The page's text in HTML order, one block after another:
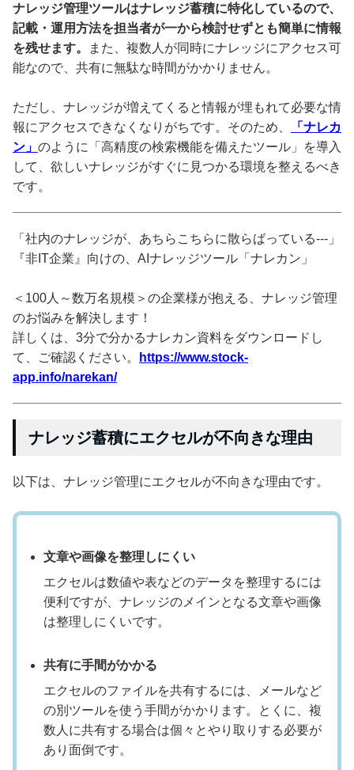
ナレッジ管理ツールはナレッジ蓄積に特化しているので、
記載・運用方法を担当者が一から検討せずとも簡単に情報
を残せます。
また、複数人が同時にナレッジにアクセス可
能なので、共有に無駄な時間がかかりません。
ただし、ナレッジが増えてくると情報が埋もれて必要な情
報にアクセスできなくなりがちです。そのため、
「ナレカ
ン」 のように「高精度の検索機能を備えたツール」を導入
して、欲しいナレッジがすぐに見つかる環境を整えるべき
です。
「社内のナレッジが、あちらこちらに散らばっている---」
『非IT企業』向けの、AIナレッジツール「ナレカン」
＜100人～数万名規模＞の企業様が抱える、ナレッジ管理
のお悩みを解決します！
詳しくは、3分で分かるナレカン資料をダウンロードし
て、ご確認ください。
https://www.stock-
app.info/narekan/
ナレッジ蓄積にエクセルが不向きな理由
以下は、ナレッジ管理にエクセルが不向きな理由です。
文章や画像を整理しにくい
エクセルは数値や表などのデータを整理するには
便利ですが、ナレッジのメインとなる文章や画像
は整理しにくいです。
共有に手間がかかる
エクセルのファイルを共有するには、メールなど
の別ツールを使う手間がかかります。とくに、複
数人に共有する場合は個々とやり取りする必要が
あり面倒です。